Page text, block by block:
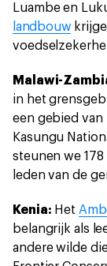
Luambe en
landbouw
Malawi-
in het
een gebied van
Kasungu
steunen we
leden van de
Kenia: Het
belangrijk als
andere wilde